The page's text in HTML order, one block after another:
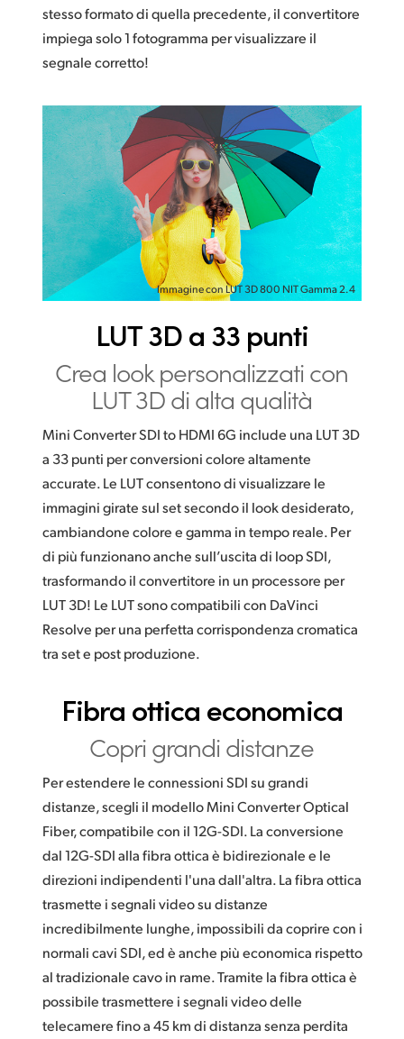
stesso formato di quella precedente, il convertitore
impiega solo 1 fotogramma per visualizzare il
segnale corretto!
Immagine con LUT 3D 800 NIT Gamma 2.4
LUT 3D a 33 punti
Crea look personalizzaticon
LUT 3Ddi alta qualità
Mini Converter SDI to HDMI 6G include una LUT 3D
a 33 punti per conversioni colore altamente
accurate. Le LUT consentono di visualizzare le
immagini girate sul set secondo il look desiderato,
cambiandone colore e gamma in tempo reale. Per
di più funzionano anche sull’uscita di loop SDI,
trasformando il convertitore in un processore per
LUT 3D! Le LUT sono compatibili con DaVinci
Resolve per una perfetta corrispondenza cromatica
tra set e post produzione.
Fibra ottica economica
Copri grandi distanze
Per estendere le connessioni SDI su grandi
distanze, scegli il modello Mini Converter Optical
Fiber, compatibile con il 12G-SDI. La conversione
dal 12G-SDI alla fibra ottica è bidirezionale e le
direzioni indipendenti l'una dall'altra. La fibra ottica
trasmette i segnali video su distanze
incredibilmente lunghe, impossibili da coprire con i
normali cavi SDI, ed è anche più economica rispetto
al tradizionale cavo in rame. Tramite la fibra ottica è
possibile trasmettere i segnali video delle
telecamere fino a 45 km di distanza senza perdita